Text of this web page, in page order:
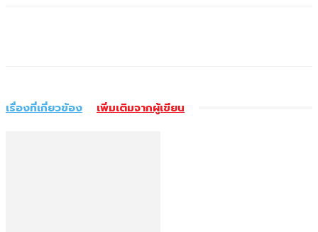
เรื่องที่เกี่ยวข้อง เพิ่มเติมจากผู้เขียน